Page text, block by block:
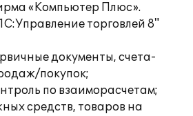
«Компьютер Плюс».
торговлей 8"
документы, счета-
покупок;
по взаиморасчетам;
средств, товаров на